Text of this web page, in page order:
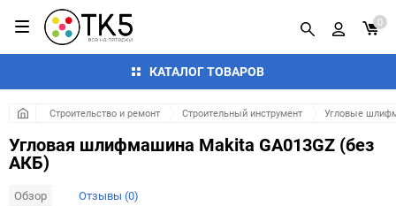
КАТАЛОГ ТОВАРОВ
0
Строительство и ремонт Строительный инструмент Угловые
Угловая шлифмашина Makita GA013GZ (без
АКБ)
Обзор Отзывы (0)